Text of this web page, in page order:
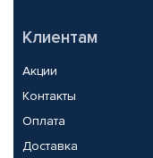
Клиентам
Акции
Контакты
Оплата
Доставка